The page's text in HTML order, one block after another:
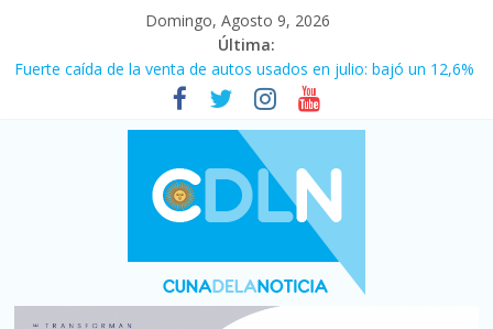
Domingo, Agosto 9, 2026
Última:
Fuerte caída de la venta de autos usados en julio: bajó un 12,6%
El agro argentino logró un récord histórico de exportaciones en
La morosidad alcanzó su nivel más alto en dos décadas y ya
afecta a 400 mil deudores en Santa Fe
Desde que asumió Milei cerraron 41.000 kioscos: el sector
Vacaciones de invierno con más movimiento y consumo
turístico: 4,6 millones de personas viajaron por el país, un 5,9%
más que en 2025